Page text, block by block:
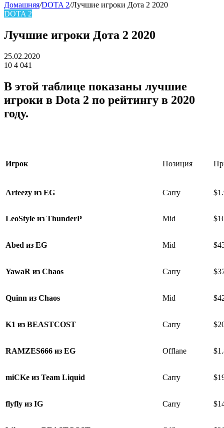
skin
Домашняя/DOTA 2/Лучшие игроки Дота 2 2020
DOTA 2
Лучшие игроки Дота 2 2020
25.02.2020
10 4 041
В этой таблице показаны лучшие
игроки в Dota 2 по рейтингу в 2020
году.
Игрок Позиция
Arteezy из EG Carry
LeoStyle из ThunderP Mid
Abed из EG Mid
YawaR из Chaos Carry
Quinn из Chaos Mid
K1 из BEASTCOST Carry
RAMZES666 из EG Offlane
miCKe из Team Liquid Carry
flyfly из IG Carry